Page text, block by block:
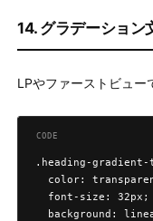
14. グラデーション
LPやファーストビュー
.heading-
color:
  font-size: 32px;
background: